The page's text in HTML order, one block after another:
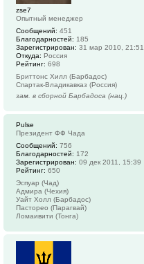
zse7
Опытный менеджер
Сообщений: 451
Благодарностей: 185
Зарегистрирован: 31 мар 2010, 21:51
Откуда: Россия
Рейтинг: 698
Бриттонс Хилл (Барбадос)
Спартак-Владикавказ (Россия)
зам. в сборной Барбадоса (нац.)
Pulse
Президент ФФ Чада
Сообщений: 756
Благодарностей: 172
Зарегистрирован: 09 дек 2011, 15:39
Рейтинг: 650
Эспуар (Чад)
Адмира (Чехия)
Уайт Холл (Барбадос)
Пасторео (Парагвай)
Ломаивити (Тонга)